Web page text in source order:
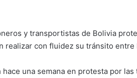
y transportistas de Bolivia
realizar con fluidez su tránsito entre
una semana en protesta por